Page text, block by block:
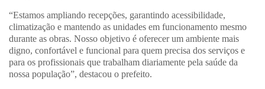
“Estamos ampliando recepções, garantindo acessibilidade,
climatização e mantendo as unidades em funcionamento mesmo
durante as obras. Nosso objetivo é oferecer um ambiente mais
digno, confortável e funcional para quem precisa dos serviços e
para os profissionais que trabalham diariamente pela saúde da
nossa população”, destacou o prefeito.